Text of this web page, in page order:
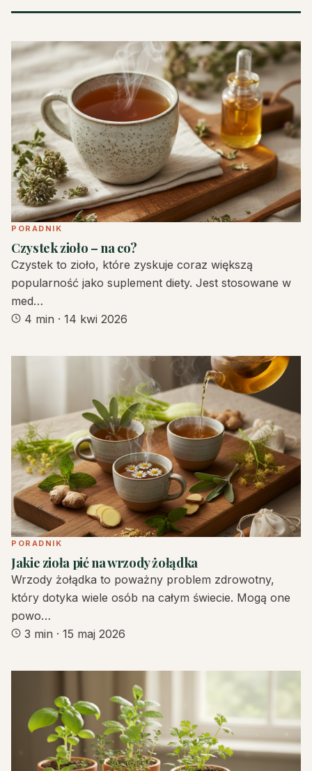
PORADNIK
Czystek zioło – na co?
Czystek to zioło, które zyskuje coraz większą
popularność jako suplement diety. Jest stosowane w
med…
4 min · 14 kwi 2026
PORADNIK
Jakie zioła pić na wrzody żołądka
Wrzody żołądka to poważny problem zdrowotny,
który dotyka wiele osób na całym świecie. Mogą one
powo…
3 min · 15 maj 2026